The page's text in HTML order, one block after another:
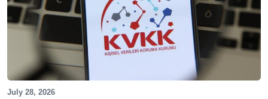
July 28, 2026